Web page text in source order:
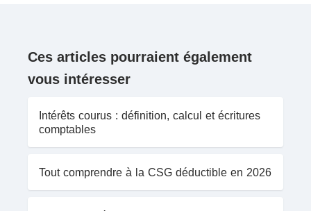
Ces articles pourraient également
vous intéresser
Intérêts courus : définition, calcul et écritures
comptables
Tout comprendre à la CSG déductible en 2026